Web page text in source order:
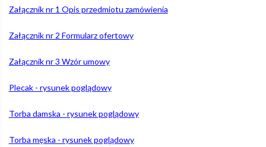
służbowych
–
Łódzka
Kolej
Załącznik nr 1 Opis przedmiotu zamówienia
Załącznik nr 2 Formularz ofertowy
Załącznik nr 3 Wzór umowy
Plecak - rysunek poglądowy
Torba damska - rysunek poglądowy
Torba męska - rysunek poglądowy